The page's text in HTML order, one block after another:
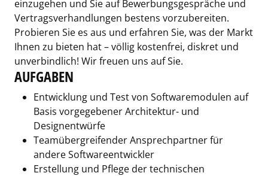
einzugehen und Sie auf Bewerbungsgespräche und
Vertragsverhandlungen bestens vorzubereiten.
Probieren Sie es aus und erfahren Sie, was der Markt
Ihnen zu bieten hat – völlig kostenfrei, diskret und
unverbindlich! Wir freuen uns auf Sie.
AUFGABEN
Entwicklung und Test von Softwaremodulen auf
Basis vorgegebener Architektur- und
Designentwürfe
Teamübergreifender Ansprechpartner für
andere Softwareentwickler
Erstellung und Pflege der technischen